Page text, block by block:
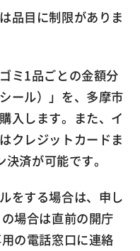
品目に制限がありま
ミ1品ごとの金額分
ール）」を、多摩市
入します。また、イ
クレジットカードま
済が可能です。
をする場合は、申し
場合は直前の開庁
の電話窓口に連絡